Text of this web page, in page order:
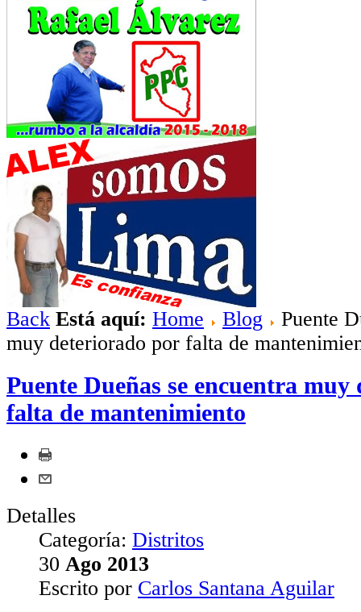
Back Está aquí: Home Blog
Puente
muy deteriorado por falta de
Puente Dueñas se encuentra
falta de mantenimiento
Detalles
Categoría: Distritos
30 Ago 2013
Escrito por Carlos Santana Aguilar